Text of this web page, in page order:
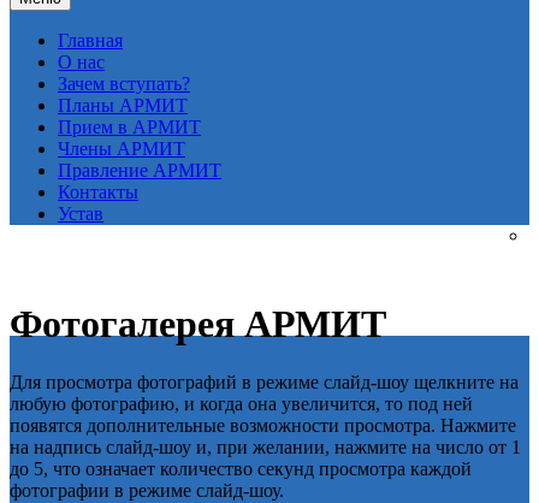
Главная
О нас
Зачем вступать?
Планы АРМИТ
Прием в АРМИТ
Члены АРМИТ
Правление АРМИТ
Контакты
Устав
Фотогалерея АРМИТ
Для просмотра фотографий в режиме слайд-шоу щелкните на
любую фотографию, и когда она увеличится, то под ней
появятся дополнительные возможности просмотра. Нажмите
на надпись слайд-шоу и, при желании, нажмите на число от 1
до 5, что означает количество секунд просмотра каждой
фотографии в режиме слайд-шоу.